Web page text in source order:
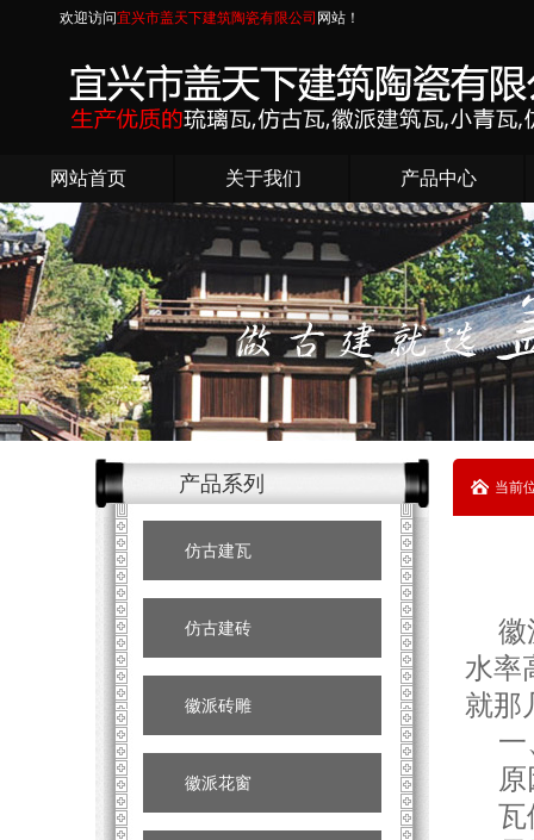
欢迎访问宜兴市盖天下建筑陶瓷有限公司 网站！
网站首页 关于我们 产品中心
产品系列
仿古建瓦
仿古建砖
徽派砖雕
徽派花窗
当前
徽
水率
就那
一
原
瓦